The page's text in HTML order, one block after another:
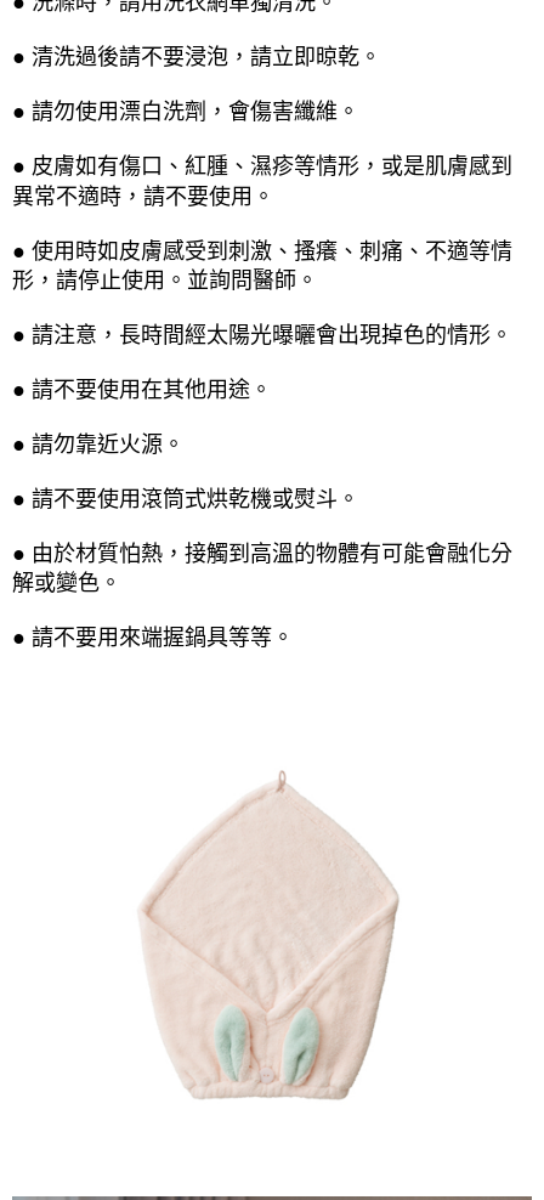
● 清洗過後請不要浸泡，請立即晾乾。
● 請勿使用漂白洗劑，會傷害纖維。
● 皮膚如有傷口、紅腫、濕疹等情形，或是肌膚感到
異常不適時，請不要使用。
● 使用時如皮膚感受到刺激、搔癢、刺痛、不適等情
形，請停止使用。並詢問醫師。
● 請注意，長時間經太陽光曝曬會出現掉色的情形。
● 請不要使用在其他用途。
● 請勿靠近火源。
● 請不要使用滾筒式烘乾機或熨斗。
● 由於材質怕熱，接觸到高溫的物體有可能會融化分
解或變色。
● 請不要用來端握鍋具等等。